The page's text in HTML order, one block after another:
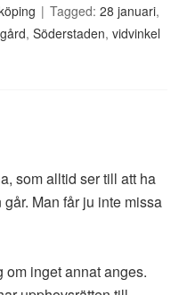
Tagged:28 januari,
,Söderstaden,vidvinkel
som alltid ser till att ha
Man får ju inte missa
inget annat anges.